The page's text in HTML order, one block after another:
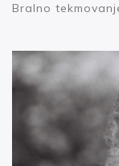
Bralno